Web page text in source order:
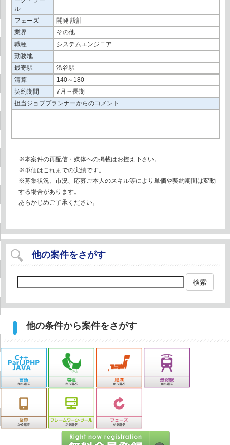
ル
フェーズ
開発 設計
業界
その他
職種
システムエンジニア
勤務地
最寄駅
渋谷駅
清算
140～180
契約期間
7月～長期
担当ジョブプランナーからのコメント
※本案件の再配信・媒体への掲載はお控え下さい。
※単価はこれまでの実績です。
※募集状況、市況、応募ご本人のスキル等により単価や契約期間は変動
する場合があります。
あらかじめご了承ください。
他の案件をさがす
検索
他の条件から案件をさがす